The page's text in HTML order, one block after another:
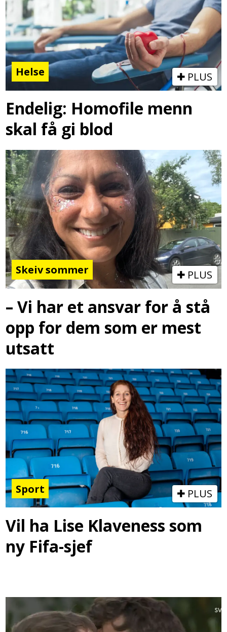
Helse PLUS
Endelig: Homofile menn
skal få gi blod
Skeiv sommer PLUS
– Vi har et ansvar for å stå
opp for dem som er mest
utsatt
Sport PLUS
Vil ha Lise Klaveness som
ny Fifa-sjef